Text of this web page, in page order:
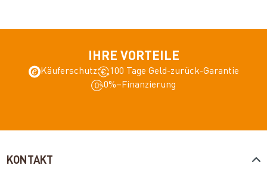
IHRE VORTEILE
Käuferschutz
100 Tage Geld-zurück-Garantie
0%–Finanzierung
KONTAKT